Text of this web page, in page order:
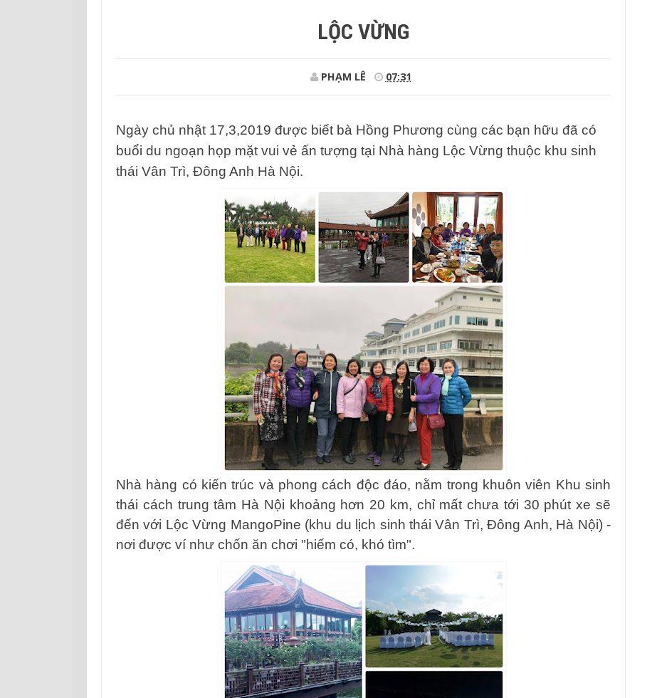
LỘC VỪNG
PHẠM LÊ 07:31
Ngày chủ nhật 17,3,2019 được biết bà Hồng Phương cùng các bạn hữu đã có
buổi du ngoạn họp mặt vui vẻ ấn tượng tại Nhà hàng Lộc Vừng thuộc khu sinh
thái Vân Trì, Đông Anh Hà Nội.
Nhà hàng có kiến trúc và phong cách độc đáo, nằm trong khuôn viên Khu sinh
thái cách trung tâm Hà Nội khoảng hơn 20 km, chỉ mất chưa tới 30 phút xe sẽ
đến với Lộc Vừng MangoPine (khu du lịch sinh thái Vân Trì, Đông Anh, Hà Nội) -
nơi được ví như chốn ăn chơi "hiếm có, khó tìm".